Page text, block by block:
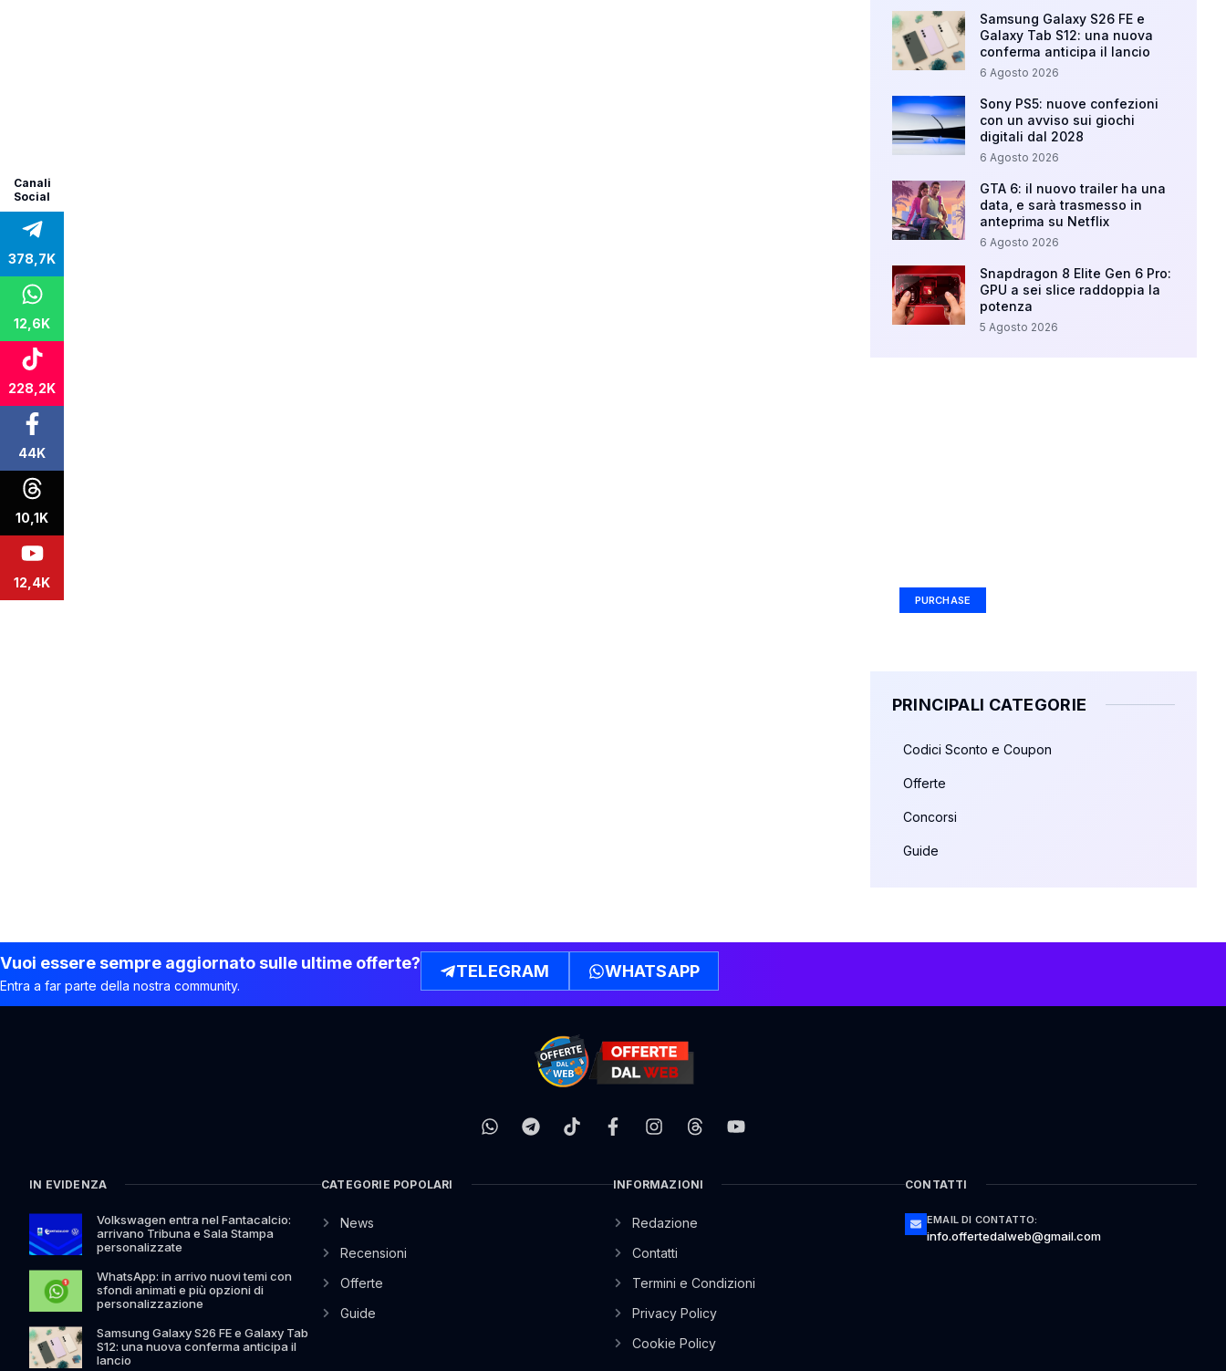
Canali
Social
378,7K
12,6K
228,2K
44K
10,1K
12,4K
Samsung Galaxy S26 FE e
Galaxy Tab S12: una nuova
conferma anticipa il lancio
6 Agosto 2026
Sony PS5: nuove confezioni
con un avviso sui giochi
digitali dal 2028
6 Agosto 2026
GTA 6: il nuovo trailer ha una
data, e sarà trasmesso in
anteprima su Netflix
6 Agosto 2026
Snapdragon 8 Elite Gen 6 Pro:
GPU a sei slice raddoppia la
potenza
5 Agosto 2026
PURCHASE
PRINCIPALI CATEGORIE
Codici Sconto e Coupon
Offerte
Concorsi
Guide
Vuoi essere sempre aggiornato sulle ultime offerte?
Entra a far parte della nostra community.
TELEGRAM WHATSAPP
IN EVIDENZA
Volkswagen entra nel Fantacalcio:
arrivano Tribuna e Sala Stampa
personalizzate
WhatsApp: in arrivo nuovi temi con
sfondi animati e più opzioni di
personalizzazione
Samsung Galaxy S26 FE e Galaxy Tab
S12: una nuova conferma anticipa il
lancio
CATEGORIE POPOLARI
News
Recensioni
Offerte
Guide
INFORMAZIONI
Redazione
Contatti
Termini e Condizioni
Privacy Policy
Cookie Policy
CONTATTI
EMAIL DI CONTATTO:
info.offertedalweb@gmail.com